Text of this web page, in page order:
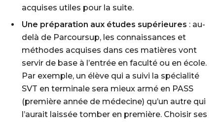
acquises utiles pour la suite.
Une préparation aux études supérieures : au-
delà de Parcoursup, les connaissances et
méthodes acquises dans ces matières vont
servir de base à l’entrée en faculté ou en école.
Par exemple, un élève qui a suivi la spécialité
SVT en terminale sera mieux armé en PASS
(première année de médecine) qu’un autre qui
l’aurait laissée tomber en première. Choisir ses